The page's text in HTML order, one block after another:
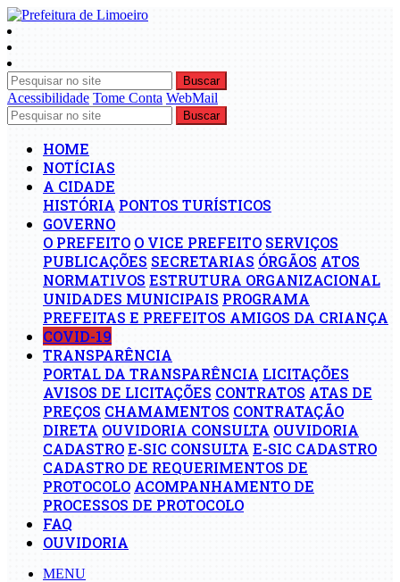
Buscar
Acessibilidade Tome Conta WebMail
Buscar
HOME
NOTÍCIAS
A CIDADE
HISTÓRIA PONTOS TURÍSTICOS
GOVERNO
O PREFEITO O VICE PREFEITO SERVIÇOS
PUBLICAÇÕES SECRETARIAS ÓRGÃOS ATOS
NORMATIVOS ESTRUTURA ORGANIZACIONAL
UNIDADES MUNICIPAIS PROGRAMA
PREFEITAS E PREFEITOS AMIGOS DA CRIANÇA
COVID-19
TRANSPARÊNCIA
PORTAL DA TRANSPARÊNCIA LICITAÇÕES
AVISOS DE LICITAÇÕES CONTRATOS ATAS DE
PREÇOS CHAMAMENTOS CONTRATAÇÃO
DIRETA OUVIDORIA CONSULTA OUVIDORIA
CADASTROE-SIC CONSULTA E-SIC CADASTRO
CADASTRO DE REQUERIMENTOS DE
PROTOCOLO ACOMPANHAMENTO DE
PROCESSOS DE PROTOCOLO
FAQ
OUVIDORIA
MENU